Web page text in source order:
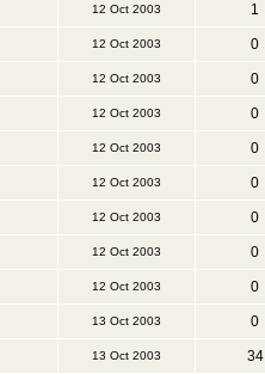
12 Oct 2003 1
12 Oct 2003 0
12 Oct 2003 0
12 Oct 2003 0
12 Oct 2003 0
12 Oct 2003 0
12 Oct 2003 0
12 Oct 2003 0
12 Oct 2003 0
13 Oct 2003 0
13 Oct 2003 34